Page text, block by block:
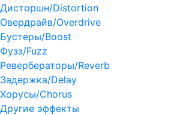
Дисторшн/Distortion
Овердрайв/Overdrive
Бустеры/Boost
Фузз/Fuzz
Ревербераторы/Reverb
Задержка/Delay
Хорусы/Chorus
Другие эффекты